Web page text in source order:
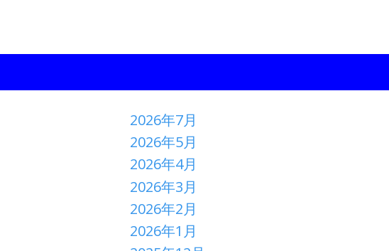
2026年7月
2026年5月
2026年4月
2026年3月
2026年2月
2026年1月